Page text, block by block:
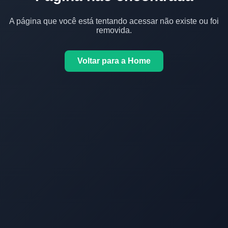
A página que você está tentando acessar não existe ou foi
removida.
Voltar para a Home